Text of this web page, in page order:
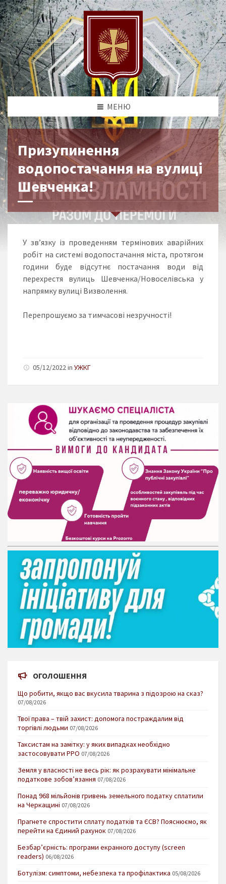
МЕНЮ
Призупинення
водопостачання на вулиці
Шевченка!
У зв’язку із проведенням термінових аварійних
робіт на системі водопостачання міста, протягом
години буде відсутнє постачання води від
перехрестя вулиць Шевченка/Новоселівська у
напрямку вулиці Визволення.
Перепрошуємо за тимчасові незручності!
05/12/2022 in УЖКГ
ОГОЛОШЕННЯ
Що робити, якщо вас вкусила тварина з підозрою на сказ?
07/08/2026
Твої права – твій захист: допомога постраждалим від
торгівлі людьми 07/08/2026
Таксистам на замітку: у яких випадках необхідно
застосовувати РРО 07/08/2026
Земля у власності не весь рік: як розрахувати мінімальне
податкове зобов’язання 07/08/2026
Понад 968 мільйонів гривень земельного податку сплатили
на Черкащині 07/08/2026
Прагнете спростити сплату податків та ЄСВ? Пояснюємо, як
перейти на Єдиний рахунок 07/08/2026
Безбар’єрність: програми екранного доступу (screen
readers) 06/08/2026
Ботулізм: симптоми, небезпека та профілактика 05/08/2026